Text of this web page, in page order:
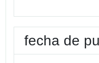
fecha de